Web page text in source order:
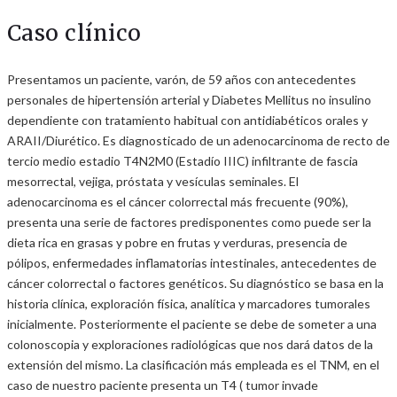
Caso clínico
Presentamos un paciente, varón, de 59 años con antecedentes
personales de hipertensión arterial y Diabetes Mellitus no insulino
dependiente con tratamiento habitual con antidiabéticos orales y
ARAII/Diurético. Es diagnosticado de un adenocarcinoma de recto de
tercio medio estadio T4N2M0 (Estadío IIIC) infiltrante de fascia
mesorrectal, vejiga, próstata y vesículas seminales. El
adenocarcinoma es el cáncer colorrectal más frecuente (90%),
presenta una serie de factores predisponentes como puede ser la
dieta rica en grasas y pobre en frutas y verduras, presencia de
pólipos, enfermedades inflamatorias intestinales, antecedentes de
cáncer colorrectal o factores genéticos. Su diagnóstico se basa en la
historia clínica, exploración física, analítica y marcadores tumorales
inicialmente. Posteriormente el paciente se debe de someter a una
colonoscopia y exploraciones radiológicas que nos dará datos de la
extensión del mismo. La clasificación más empleada es el TNM, en el
caso de nuestro paciente presenta un T4 ( tumor invade